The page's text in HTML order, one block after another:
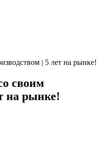
| 5 лет на рынке!
своим
на рынке!